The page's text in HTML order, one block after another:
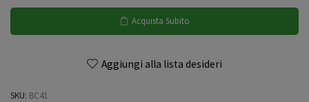
Acquista Subito
Aggiungi alla lista desideri
SKU: BC41